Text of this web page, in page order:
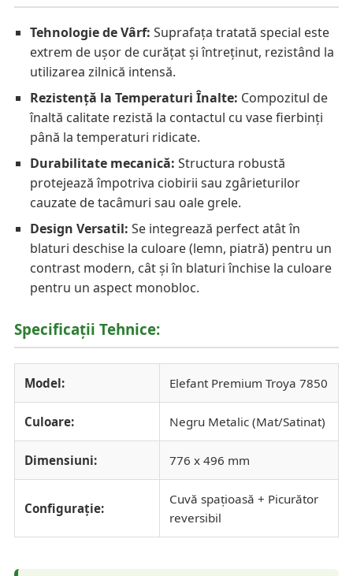
Tehnologie de Vârf: Suprafața tratată special este
extrem de ușor de curățat și întreținut, rezistând la
utilizarea zilnică intensă.
Rezistență la Temperaturi Înalte: Compozitul de
înaltă calitate rezistă la contactul cu vase fierbinți
până la temperaturi ridicate.
Durabilitate mecanică: Structura robustă
protejează împotriva ciobirii sau zgârieturilor
cauzate de tacâmuri sau oale grele.
Design Versatil: Se integrează perfect atât în
blaturi deschise la culoare (lemn, piatră) pentru un
contrast modern, cât și în blaturi închise la culoare
pentru un aspect monobloc.
Specificații Tehnice:
Model: Elefant Premium Troya 7850
Culoare: Negru Metalic (Mat/Satinat)
Dimensiuni: 776 x 496 mm
Configurație:
Cuvă spațioasă + Picurător
reversibil